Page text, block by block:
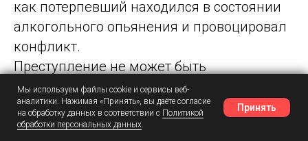
как потерпевший находился в состоянии
алкогольного опьянения и провоцировал
конфликт.
Преступление не может быть
квалифицировано по ст. 318 УК РФ, если
действия представителя власти были
незаконными.
Мы используем файлы cookie и сервисы веб-
аналитики. Нажимая «Принять», вы даёте согласие
на обработку данных в соответствии с Политикой
обработки персональных данных.
Принять
Наш Telegram Шансы